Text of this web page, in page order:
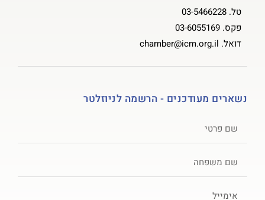
טל. 03-5466228
פקס. 03-6055169
דואל. chamber@icm.org.il
נשארים מעודכנים - הרשמה לניוזלטר